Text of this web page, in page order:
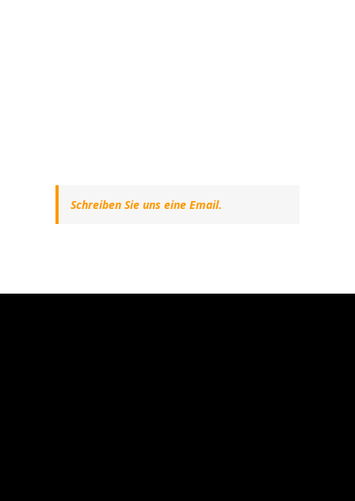
Schreiben Sie uns eine Email.